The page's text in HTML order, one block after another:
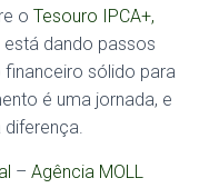
o Tesouro IPCA+,
está dando passos
sólido para
é uma jornada, e
– Agência MOLL